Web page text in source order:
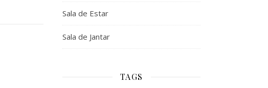
Sala de Estar
Sala de Jantar
TAGS